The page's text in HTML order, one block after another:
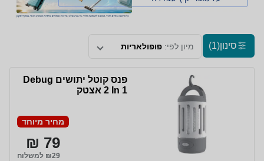
סינון(1) מיון לפי: פופולאריות
פנס קוטל יתושים Debug
2 In 1 אצטק
מחיר מיוחד
79 ₪
₪29 למשלוח